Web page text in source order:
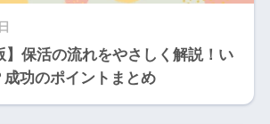
】保活の流れをやさしく解説！い
功のポイントまとめ